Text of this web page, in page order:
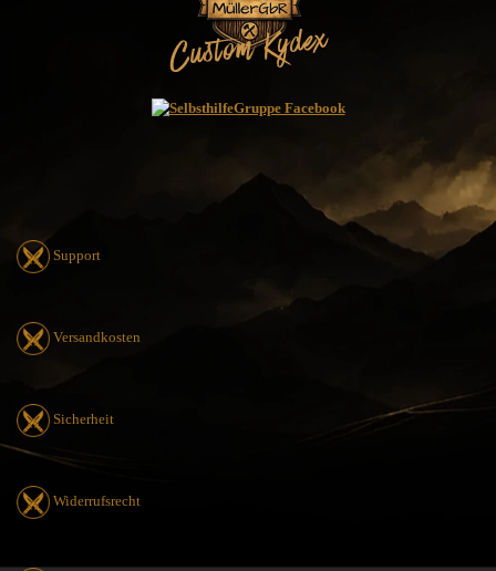
Support
Versandkosten
Sicherheit
Widerrufsrecht